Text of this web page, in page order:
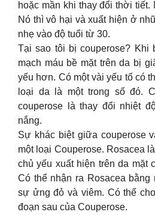
hoặc mần khi thay đổi thời tiết.
Nó thì vô hại và xuất hiện ở
nhẹ vào độ tuổi từ 30.
Tại sao tôi bị couperose? Khi
mạch máu bề mặt trên da bị
yếu hơn. Có một vài yếu tố có
loại da là một trong số đó.
couperose là thay đổi nhiệt
nắng.
Sự khác biệt giữa couperose
một loại Couperose. Rosacea
chủ yếu xuất hiện trên da mặt
Có thể nhận ra Rosacea bằng
sự ửng đỏ và viêm. Có thể
đoạn sau của Couperose.